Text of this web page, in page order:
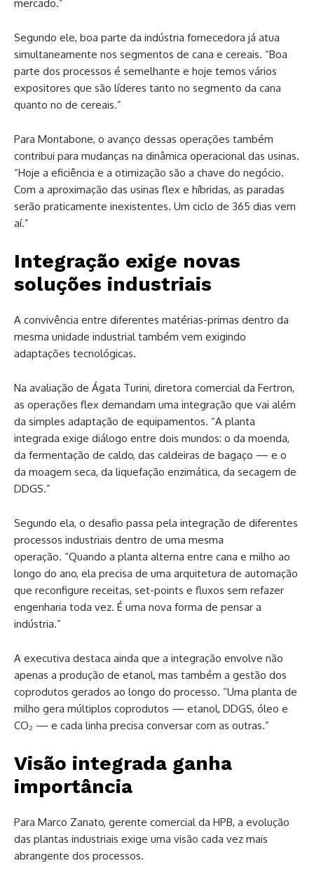
mercado.”
Segundo ele, boa parte da indústria fornecedora já atua
simultaneamente nos segmentos de cana e cereais. “Boa
parte dos processos é semelhante e hoje temos vários
expositores que são líderes tanto no segmento da cana
quanto no de cereais.”
Para Montabone, o avanço dessas operações também
contribui para mudanças na dinâmica operacional das usinas.
“Hoje a eficiência e a otimização são a chave do negócio.
Com a aproximação das usinas flex e híbridas, as paradas
serão praticamente inexistentes. Um ciclo de 365 dias vem
aí.”
Integração exige novas
soluções industriais
A convivência entre diferentes matérias-primas dentro da
mesma unidade industrial também vem exigindo
adaptações tecnológicas.
Na avaliação de Ágata Turini, diretora comercial da Fertron,
as operações flex demandam uma integração que vai além
da simples adaptação de equipamentos. “A planta
integrada exige diálogo entre dois mundos: o da moenda,
da fermentação de caldo, das caldeiras de bagaço — e o
da moagem seca, da liquefação enzimática, da secagem de
DDGS.”
Segundo ela, o desafio passa pela integração de diferentes
processos industriais dentro de uma mesma
operação. “Quando a planta alterna entre cana e milho ao
longo do ano, ela precisa de uma arquitetura de automação
que reconfigure receitas, set-points e fluxos sem refazer
engenharia toda vez. É uma nova forma de pensar a
indústria.”
A executiva destaca ainda que a integração envolve não
apenas a produção de etanol, mas também a gestão dos
coprodutos gerados ao longo do processo. “Uma planta de
milho gera múltiplos coprodutos — etanol, DDGS, óleo e
CO₂ — e cada linha precisa conversar com as outras.”
Visão integrada ganha
importância
Para Marco Zanato, gerente comercial da HPB, a evolução
das plantas industriais exige uma visão cada vez mais
abrangente dos processos.